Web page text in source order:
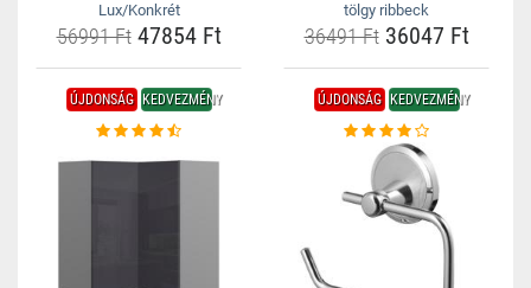
Lux/Konkrét
56991 Ft47854 Ft
tölgy ribbeck
36491 Ft36047 Ft
ÚJDONSÁG KEDVEZMÉNY ÚJDONSÁG KEDVEZMÉNY